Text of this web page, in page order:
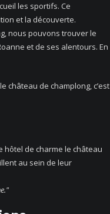
les sportifs. Ce
et la découverte.
nous pouvons trouver le
et de ses alentours. En
château de champlong, c’est
hôtel de charme le château
au sein de leur